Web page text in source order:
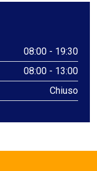
08:00 - 19:30
08:00 - 13:00
Chiuso